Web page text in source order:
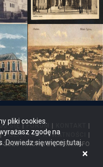
SIĘ |FORUM |
|
POLITYKA PRYWATNOŚCI
|
2026 ARCHITEKTURA.INFO
pliki cookies.
zgodę na
Dowiedz się więcej tutaj.
×